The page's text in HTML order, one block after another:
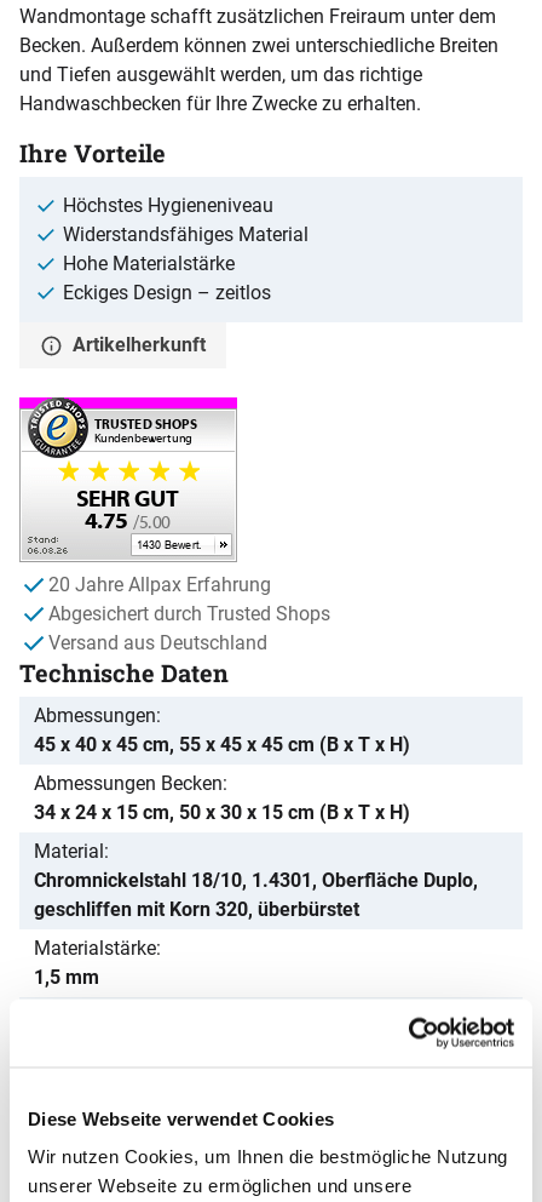
Diese Webseite verwendet Cookies
Wir nutzen Cookies, um Ihnen die bestmögliche Nutzung
unserer Webseite zu ermöglichen und unsere
Wandmontage schafft zusätzlichen Freiraum unter dem
Becken. Außerdem können zwei unterschiedliche Breiten
und Tiefen ausgewählt werden, um das richtige
Handwaschbecken für Ihre Zwecke zu erhalten.
Ihre Vorteile
Höchstes Hygieneniveau
Widerstandsfähiges Material
Hohe Materialstärke
Eckiges Design – zeitlos
Artikelherkunft
20 Jahre Allpax Erfahrung
Abgesichert durch Trusted Shops
Versand aus Deutschland
Technische Daten
Abmessungen
45 x 40 x 45 cm, 55 x 45 x 45 cm (B x T x H)
Abmessungen Becken
34 x 24 x 15 cm, 50 x 30 x 15 cm (B x T x H)
Material
Chromnickelstahl 18/10, 1.4301, Oberfläche Duplo,
geschliffen mit Korn 320, überbürstet
Materialstärke
1,5 mm
Wandmontage
Inkl. Befestigungsmaterial
Ja